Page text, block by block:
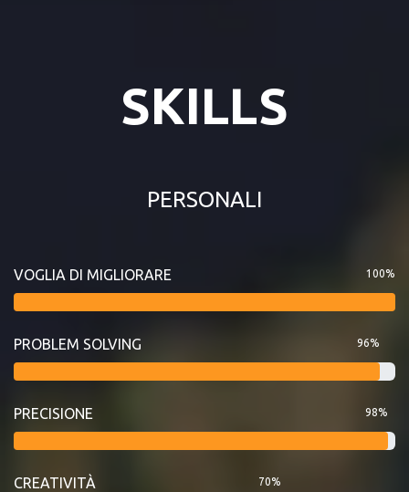
SKILLS
PERSONALI
VOGLIA DI MIGLIORARE 100%
PROBLEM SOLVING 96%
PRECISIONE 98%
CREATIVITÀ 70%